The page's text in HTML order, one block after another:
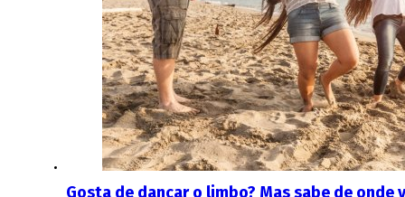
Gosta de dançar o limbo? Mas sabe de onde